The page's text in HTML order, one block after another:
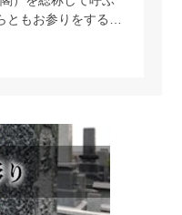
の際に示した利用目的
しません。
最新性を保ち、安全に
もお参りをすると
割も祭祀対象も異な
ころであり、お寺
、鳥居は神社にだ
寺に建っている鳥居